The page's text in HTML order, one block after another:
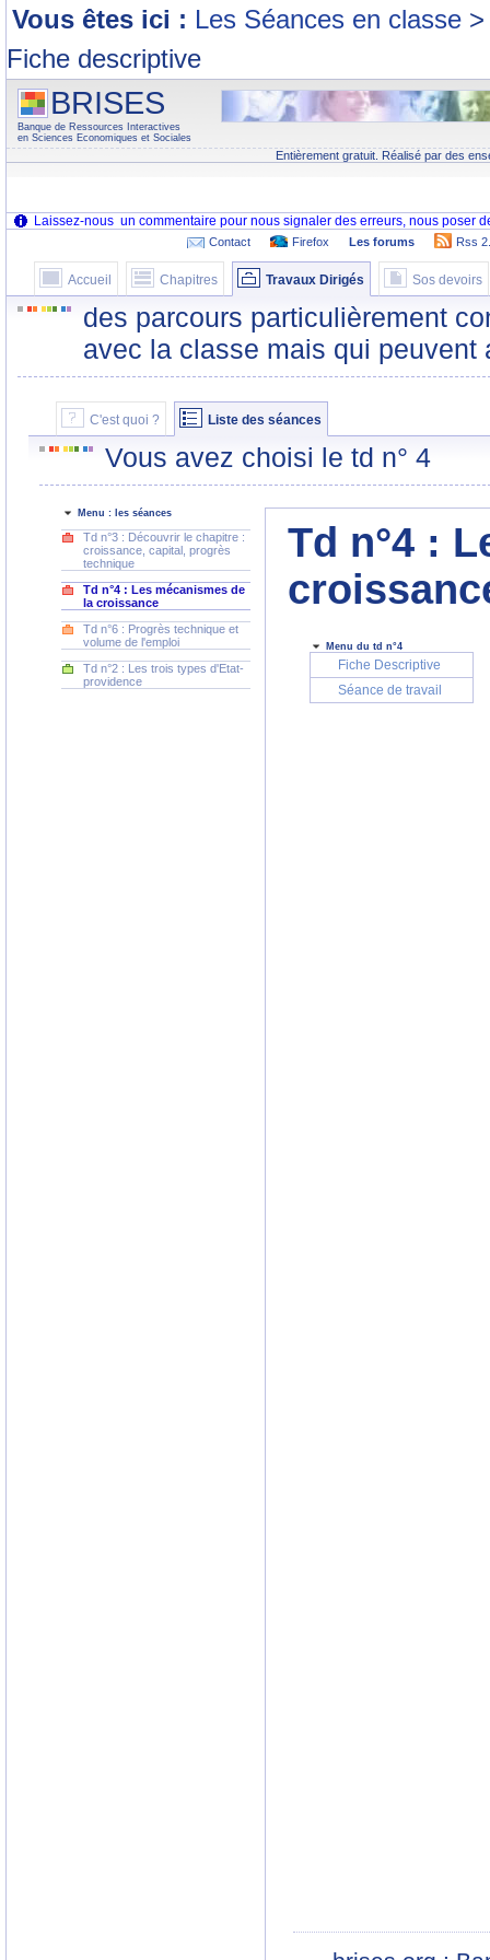
Vous êtes ici : Les Séances en classe >
Fiche descriptive
BRISES
Banque de Ressources Interactives
en Sciences Economiques et Sociales
Entièrement gratuit. Réalisé par des
Contact Firefox Les forums Rss
Accueil Chapitres Travaux Dirigés Sos devoirs
des parcours particulièrement
avec la classe mais qui
C'est quoi ? Liste des séances
Vous avez choisi le td n° 4
Menu : les séances
Td n°3 : Découvrir le chapitre :
croissance, capital, progrès
technique
Td n°4 : Les mécanismes de
la croissance
Td n°6 : Progrès technique et
volume de l'emploi
Td n°2 : Les trois types d'Etat-
providence
Td n°4 :
Menu du td n°4
Fiche Descriptive
Séance de travail